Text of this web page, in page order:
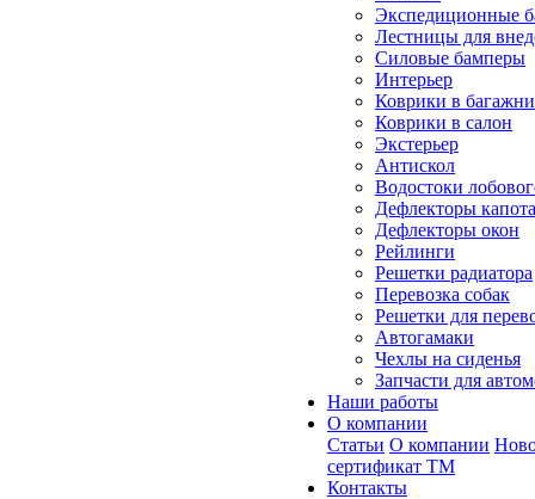
Экспедиционные
Лестницы для
Силовые бамперы
Интерьер
Коврики в
Коврики в салон
Экстерьер
Антискол
Водостоки
Дефлекторы капота
Дефлекторы окон
Рейлинги
Решетки радиатора
Перевозка собак
Решетки для
Автогамаки
Чехлы на сиденья
Запчасти для
Наши работы
О компании
Статьи О компании
сертификат ТМ
Контакты